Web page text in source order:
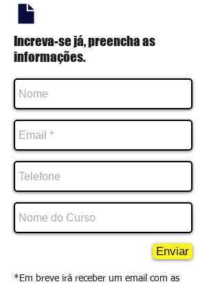
Increva-se já, preencha as
informações.
Enviar
*Em breve irá receber um email com as